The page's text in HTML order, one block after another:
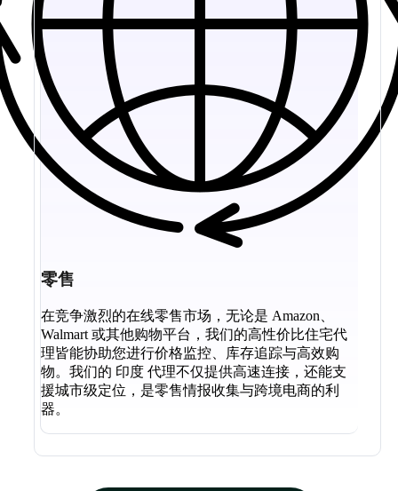
零售
在竞争激烈的在线零售市场，无论是 Amazon、
Walmart 或其他购物平台，我们的高性价比住宅代
理皆能协助您进行价格监控、库存追踪与高效购
物。我们的 印度 代理不仅提供高速连接，还能支
援城市级定位，是零售情报收集与跨境电商的利
器。